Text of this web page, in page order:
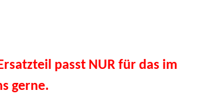
passt NUR für das im
gerne.